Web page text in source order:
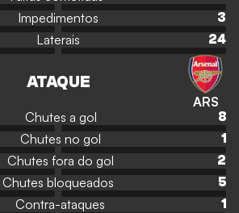
Impedimentos
3
Laterais 24
ATAQUE
ARS
Chutes a gol
8
Chutes no gol
1
Chutes fora do gol
2
Chutes bloqueados
5
Contra-ataques 1